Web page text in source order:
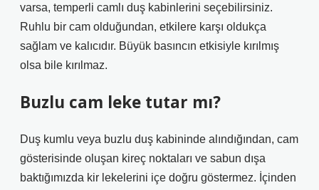
varsa, temperli camlı duş kabinlerini seçebilirsiniz.
Ruhlu bir cam olduğundan, etkilere karşı oldukça
sağlam ve kalıcıdır. Büyük basıncın etkisiyle kırılmış
olsa bile kırılmaz.
Buzlu cam leke tutar mı?
Duş kumlu veya buzlu duş kabininde alındığından, cam
gösterisinde oluşan kireç noktaları ve sabun dışa
baktığımızda kir lekelerini içe doğru göstermez. İçinden